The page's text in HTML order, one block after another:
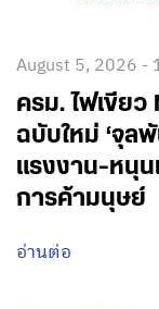
August 5, 2026 -
ครม. ไฟเขียว
ฉบับใหม่ ‘จุล
แรงงาน-หนุน
การค้ามนุษย์
อ่านต่อ